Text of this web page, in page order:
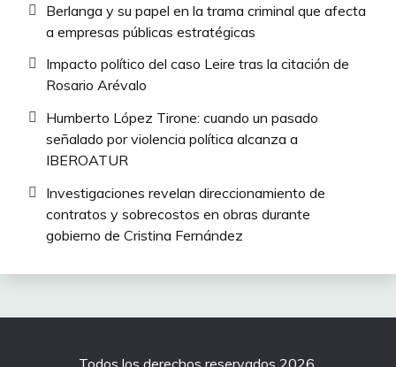
Berlanga y su papel en la trama criminal que afecta
a empresas públicas estratégicas
Impacto político del caso Leire tras la citación de
Rosario Arévalo
Humberto López Tirone: cuando un pasado
señalado por violencia política alcanza a
IBEROATUR
Investigaciones revelan direccionamiento de
contratos y sobrecostos en obras durante
gobierno de Cristina Fernández
Todos los derechos reservados 2026.